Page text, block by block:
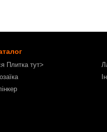
Плитка тут>